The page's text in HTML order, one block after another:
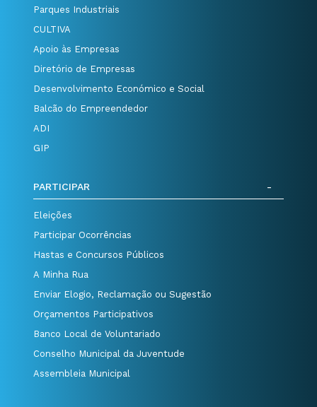
Parques Industriais
CULTIVA
Apoio às Empresas
Diretório de Empresas
Desenvolvimento Económico e Social
Balcão do Empreendedor
ADI
GIP
PARTICIPAR
Eleições
Participar Ocorrências
Hastas e Concursos Públicos
A Minha Rua
Enviar Elogio, Reclamação ou Sugestão
Orçamentos Participativos
Banco Local de Voluntariado
Conselho Municipal da Juventude
Assembleia Municipal